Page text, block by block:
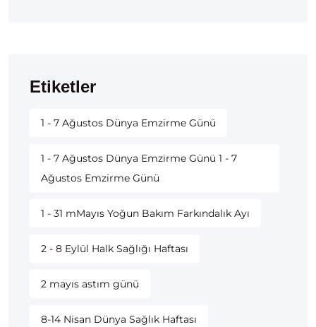
Etiketler
1 - 7 Ağustos Dünya Emzirme Günü
1 - 7 Ağustos Dünya Emzirme Günü 1 - 7
Ağustos Emzirme Günü
1 - 31 mMayıs Yoğun Bakım Farkındalık Ayı
2 - 8 Eylül Halk Sağlığı Haftası
2 mayıs astım günü
8-14 Nisan Dünya Sağlık Haftası